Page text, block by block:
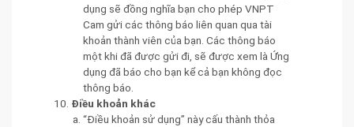
dụng sẽ đồng nghĩa bạn cho phép VNPT
Cam gửi các thông báo liên quan qua tài
khoản thành viên của bạn. Các thông báo
một khi đã được gửi đi, sẽ được xem là Ứng
dụng đã báo cho bạn kể cả bạn không đọc
thông báo.
Điều khoản khác
“Điều khoản sử dụng” này cấu thành thỏa